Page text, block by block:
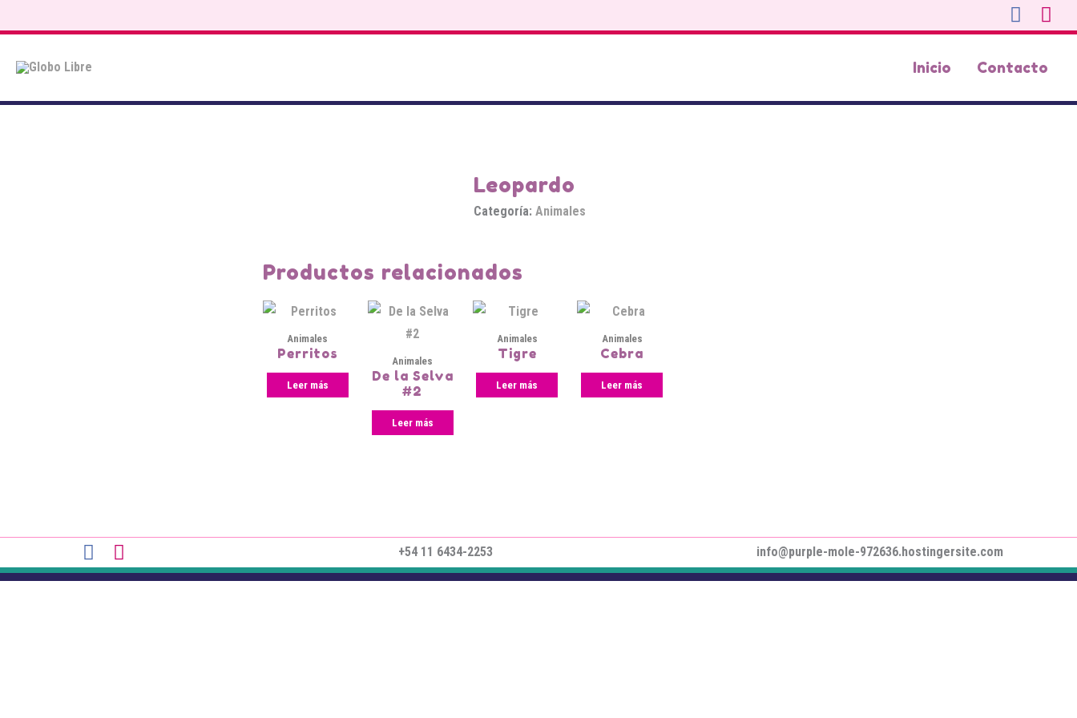
contenido
Inicio Contacto
Leopardo
Categoría:Animales
Productos relacionados
Animales
Perritos
Leer más
Animales
De la Selva
#2
Leer más
Animales
Tigre
Leer más
Animales
Cebra
Leer más
+54 11 6434-2253 info@purple-mole-972636.hostingersite.com